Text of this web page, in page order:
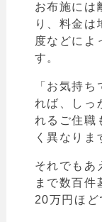
お布施には
り、料金は
度などによ
す。
「お気持
れば、しっ
れるご住職
く異なりま
それでもあ
まで数百件
20万円ほど